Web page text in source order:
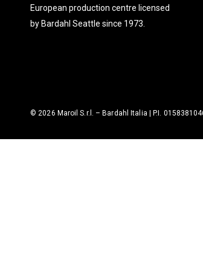
European production centre licensed
by Bardahl Seattle since 1973.
© 2026 Maroil S.r.l. – Bardahl Italia | P.I.